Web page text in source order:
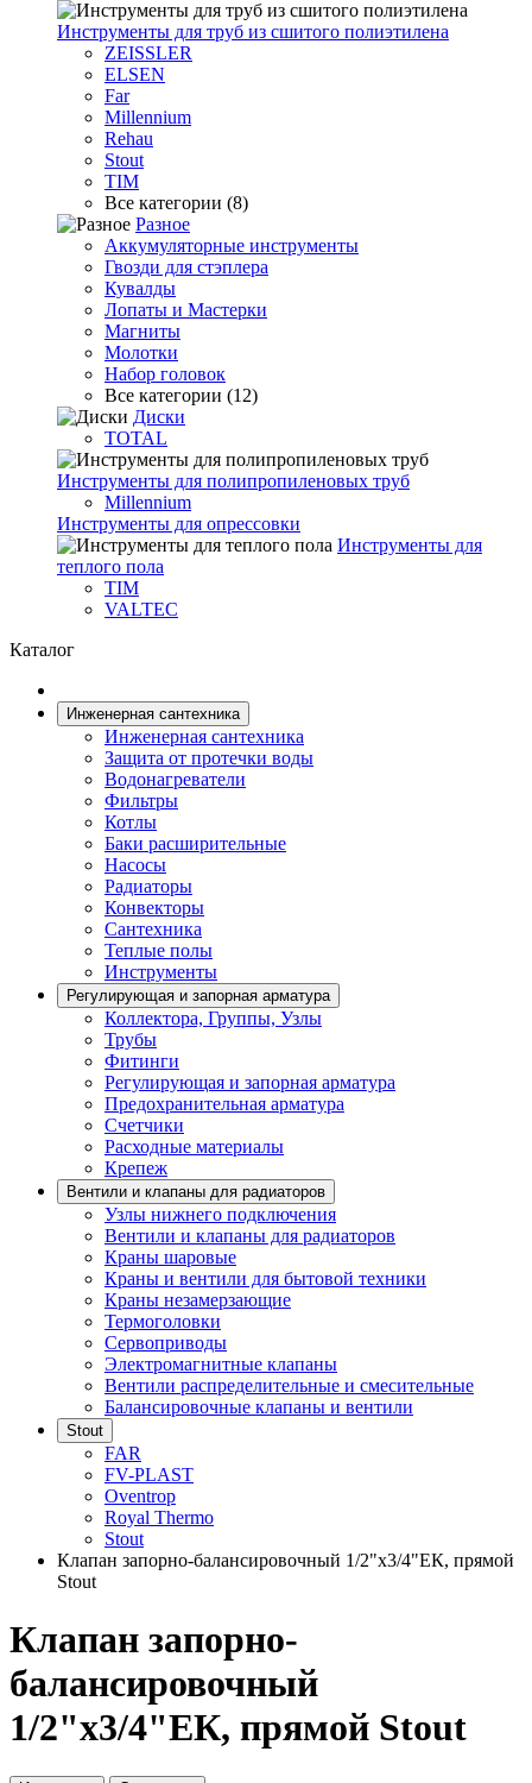
Инструменты для труб из сшитого полиэтилена
ZEISSLER
ELSEN
Far
Millennium
Rehau
Stout
TIM
Все категории (8)
Разное
Аккумуляторные инструменты
Гвозди для стэплера
Кувалды
Лопаты и Мастерки
Магниты
Молотки
Набор головок
Все категории (12)
Диски
TOTAL
Инструменты для полипропиленовых труб
Millennium
Инструменты для опрессовки
Инструменты для
теплого пола
TIM
VALTEC
Каталог
Инженерная сантехника
Инженерная сантехника
Защита от протечки воды
Водонагреватели
Фильтры
Котлы
Баки расширительные
Насосы
Радиаторы
Конвекторы
Сантехника
Теплые полы
Инструменты
Регулирующая и запорная арматура
Коллектора, Группы, Узлы
Трубы
Фитинги
Регулирующая и запорная арматура
Предохранительная арматура
Счетчики
Расходные материалы
Крепеж
Вентили и клапаны для радиаторов
Узлы нижнего подключения
Вентили и клапаны для радиаторов
Краны шаровые
Краны и вентили для бытовой техники
Краны незамерзающие
Термоголовки
Сервоприводы
Электромагнитные клапаны
Вентили распределительные и смесительные
Балансировочные клапаны и вентили
Stout
FAR
FV-PLAST
Oventrop
Royal Thermo
Stout
Клапан запорно-балансировочный 1/2"х3/4"ЕК, прямой
Stout
Клапан запорно-
балансировочный
1/2"х3/4"ЕК, прямой Stout